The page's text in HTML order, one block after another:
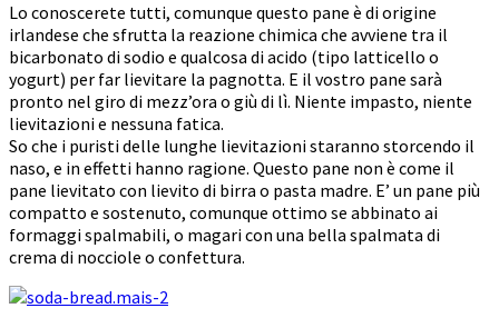
Lo conoscerete tutti, comunque questo pane è di origine
irlandese che sfrutta la reazione chimica che avviene tra il
bicarbonato di sodio e qualcosa di acido (tipo latticello o
yogurt) per far lievitare la pagnotta. E il vostro pane sarà
pronto nel giro di mezz’ora o giù di lì. Niente impasto, niente
lievitazioni e nessuna fatica.
So che i puristi delle lunghe lievitazioni staranno storcendo il
naso, e in effetti hanno ragione. Questo pane non è come il
pane lievitato con lievito di birra o pasta madre. E’ un pane più
compatto e sostenuto, comunque ottimo se abbinato ai
formaggi spalmabili, o magari con una bella spalmata di
crema di nocciole o confettura.